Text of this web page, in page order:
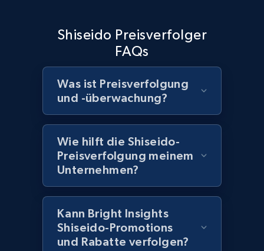
specified UPC
URL, Domain, Country code, Model number,
Sku, Product id, Product name, Manufacturer,
and more.
2.1K+ 355+ Jetzt anfangen
Home Depot US - Discovery products by
specific category URL
URL, Domain, Country code, Model number,
Sku, Product id, Product name, Manufacturer,
and more.
Shiseido Preisverfolger
FAQs
Was ist Preisverfolgung
und -überwachung?
Wie hilft die Shiseido-
Preisverfolgung meinem
Unternehmen?
Kann Bright Insights
Shiseido-Promotions
und Rabatte verfolgen?